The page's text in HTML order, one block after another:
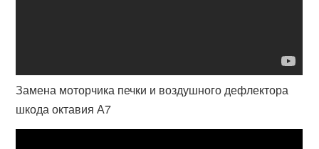
Замена моторчика печки и воздушного дефлектора
шкода октавия А7